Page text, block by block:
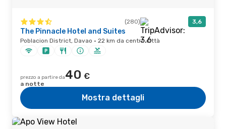
(280) 3,6
The Pinnacle Hotel and Suites
Poblacion District, Davao · 22 km da centro città
prezzo a partire da40 €
a notte
Mostra dettagli